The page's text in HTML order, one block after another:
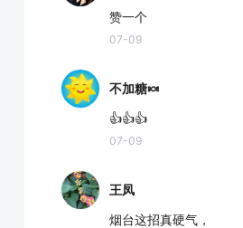
赞一个
07-09
不加糖🍬
👍👍👍
07-09
王凤
烟台这招真硬气，